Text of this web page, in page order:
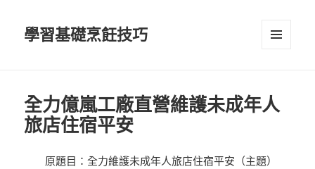
學習基礎烹飪技巧
全力億嵐工廠直營維護未成年人
旅店住宿平安
原題目：全力維護未成年人旅店住宿平安（主題）